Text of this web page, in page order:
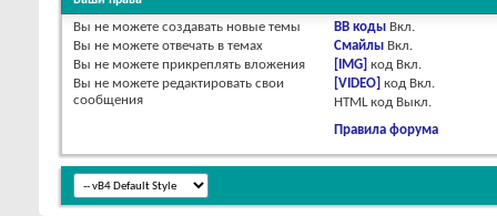
Вы не можете создавать новые темы
Вы не можете отвечать в темах
Вы не можете прикреплять вложения
Вы не можете редактировать свои
сообщения
BB коды Вкл.
Смайлы Вкл.
[IMG] код Вкл.
[VIDEO] код Вкл.
HTML код Выкл.
Правила форума